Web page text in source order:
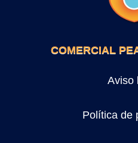
COMERCIAL
Aviso
Política de